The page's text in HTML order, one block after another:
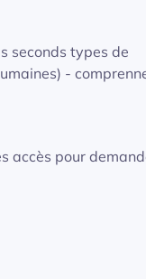
seconds types de
-
accès pour